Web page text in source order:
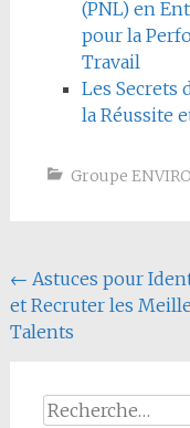
(PNL) en
pour la
Travail
Les Secrets
la Réussite
Groupe
Navigation
de
← Astuces pour
et Recruter les
Talents
Rechercher :